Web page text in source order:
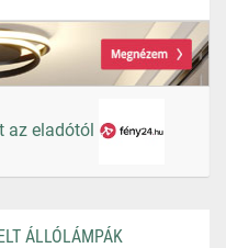
az eladótól
ÁLLÓLÁMPÁK